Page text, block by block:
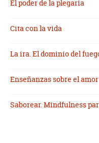
El poder de la plegaria
Cita con la vida
La ira. El dominio del
Enseñanzas sobre el amor
Saborear. Mindfulness